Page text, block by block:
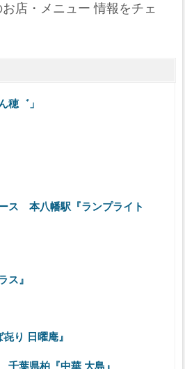
お店・メニュー 情報をチェ
穂゛」
ス 本八幡駅『ランプライト
ス』
り 日曜庵』
葉県柏『中華 大島』